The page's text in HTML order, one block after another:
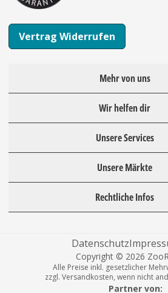
Vertrag Widerrufen
Mehr von uns
Wir helfen dir
Unsere Services
Unsere Märkte
Rechtliche Infos
Datenschutz
Copyright © 2026
Alle Preise inkl. gesetzlicher
zzgl. Versandkosten, wenn nicht
Partner von: